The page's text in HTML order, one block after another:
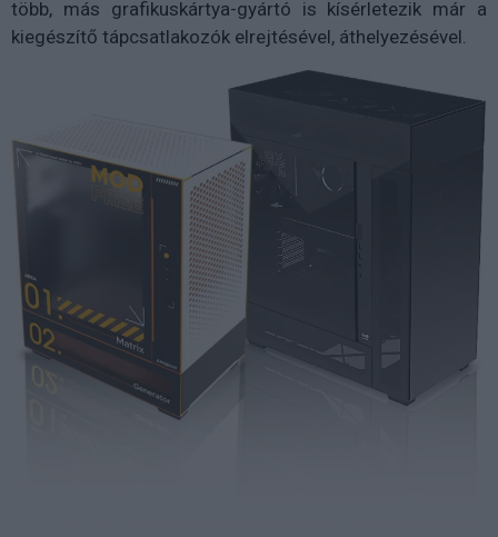
több, más grafikuskártya-gyártó is kísérletezik már a
kiegészítő tápcsatlakozók elrejtésével, áthelyezésével.